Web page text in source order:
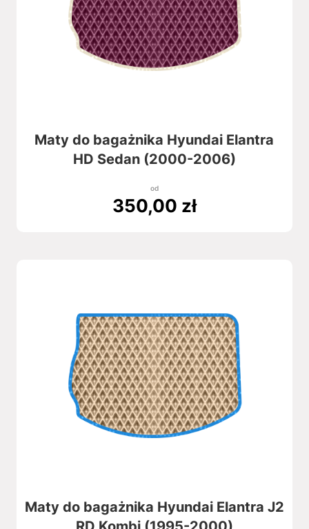
Maty do bagażnika Hyundai Elantra
HD Sedan (2000-2006)
od
350,00 zł
Maty do bagażnika Hyundai Elantra J2